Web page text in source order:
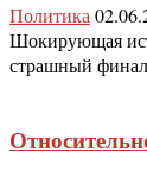
Политика
Шокирующая
страшный